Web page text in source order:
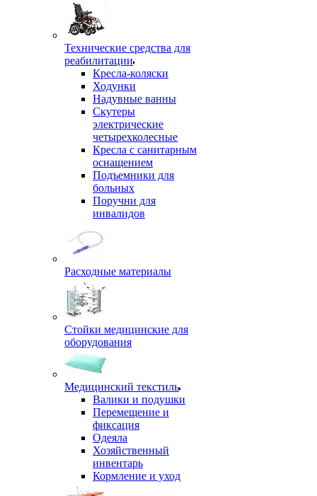
Технические средства для
реабилитации
Кресла-коляски
Ходунки
Надувные ванны
Скутеры
электрические
четырехколесные
Кресла с санитарным
оснащением
Подъемники для
больных
Поручни для
инвалидов
Расходные материалы
Стойки медицинские для
оборудования
Медицинский текстиль
Валики и подушки
Перемещение и
фиксация
Одеяла
Хозяйственный
инвентарь
Кормление и уход